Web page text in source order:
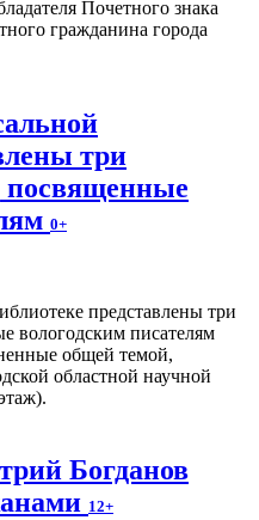
Почетного знака
гражданина города
три
0+
общей темой,
областной научной
Богданов
12+